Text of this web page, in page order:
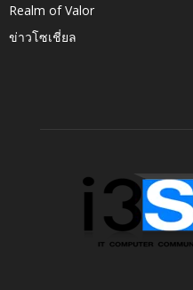
Realm of Valor
ข่าวโซเชี่ยล